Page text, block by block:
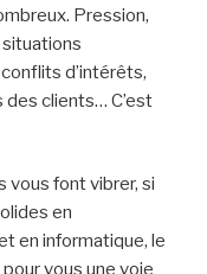
peuvent être
ou à encadrer
universitaire
peuvent